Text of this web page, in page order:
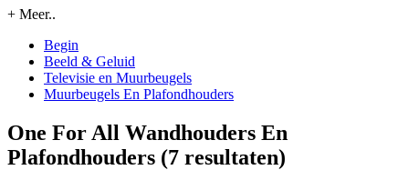
+ Meer..
Begin
Beeld & Geluid
Televisie en Muurbeugels
Muurbeugels En Plafondhouders
One For All Wandhouders En
Plafondhouders (7 resultaten)